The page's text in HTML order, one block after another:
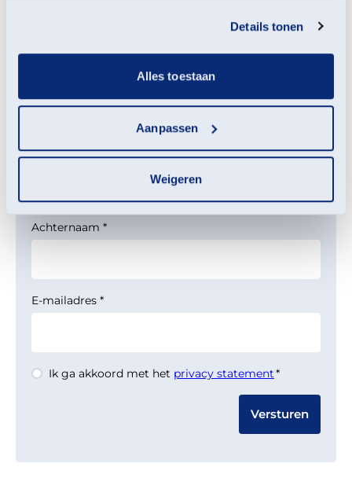
Details tonen
Alles toestaan
Aanpassen
Weigeren
Tussenvoegsel
Achternaam *
E-mailadres *
Instemming
*
Ik ga akkoord met het privacy statement*
Werkzaamheden herstel